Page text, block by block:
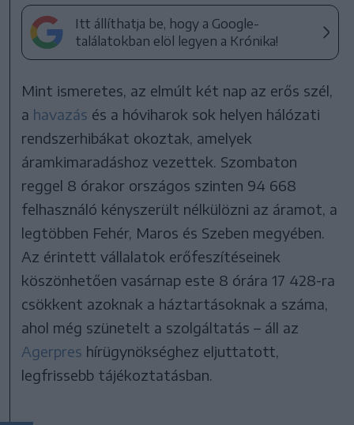
Itt állíthatja be, hogy a Google-
találatokban elöl legyen a Krónika!
Mint ismeretes, az elmúlt két nap az erős szél,
a havazás és a hóviharok sok helyen hálózati
rendszerhibákat okoztak, amelyek
áramkimaradáshoz vezettek. Szombaton
reggel 8 órakor országos szinten 94 668
felhasználó kényszerült nélkülözni az áramot, a
legtöbben Fehér, Maros és Szeben megyében.
Az érintett vállalatok erőfeszítéseinek
köszönhetően vasárnap este 8 órára 17 428-ra
csökkent azoknak a háztartásoknak a száma,
ahol még szünetelt a szolgáltatás – áll az
Agerpres hírügynökséghez eljuttatott,
legfrissebb tájékoztatásban.